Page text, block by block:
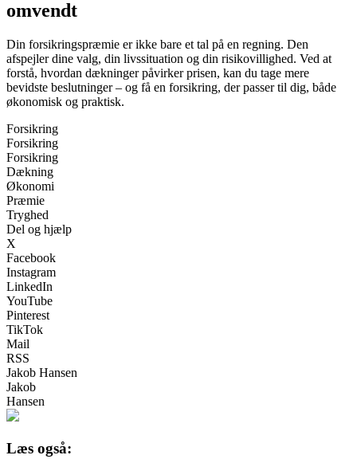
omvendt
Din forsikringspræmie er ikke bare et tal på en regning. Den
afspejler dine valg, din livssituation og din risikovillighed. Ved at
forstå, hvordan dækninger påvirker prisen, kan du tage mere
bevidste beslutninger – og få en forsikring, der passer til dig, både
økonomisk og praktisk.
Forsikring
Forsikring
Forsikring
Dækning
Økonomi
Præmie
Tryghed
Del og hjælp
X
Facebook
Instagram
LinkedIn
YouTube
Pinterest
TikTok
Mail
RSS
Jakob Hansen
Jakob
Hansen
Læs også: